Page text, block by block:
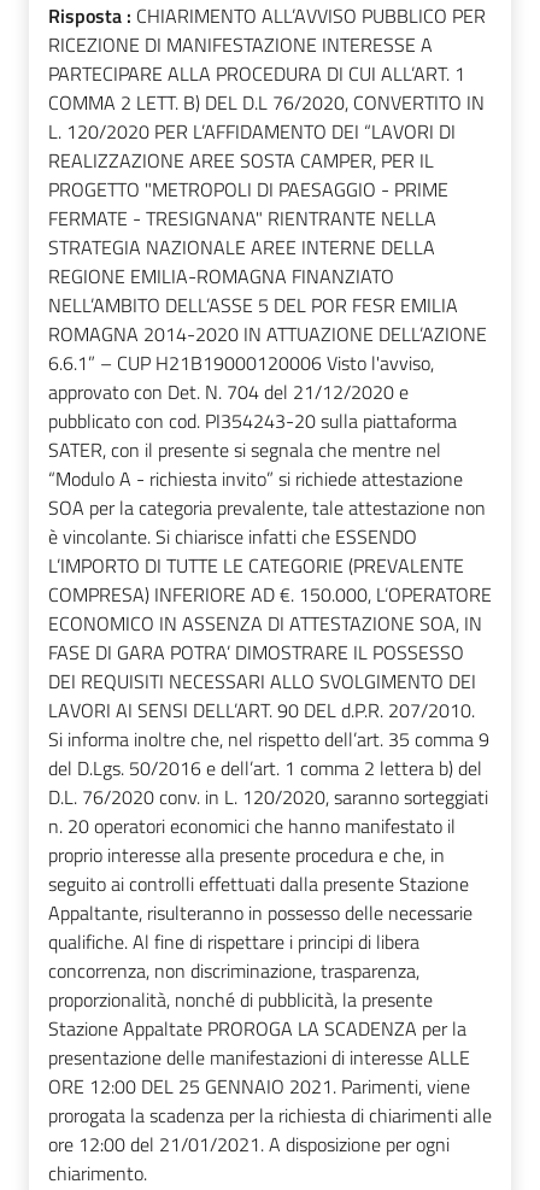
Risposta : CHIARIMENTO ALL’AVVISO PUBBLICO PER
RICEZIONE DI MANIFESTAZIONE INTERESSE A
PARTECIPARE ALLA PROCEDURA DI CUI ALL’ART. 1
COMMA 2 LETT. B) DEL D.L 76/2020, CONVERTITO IN
L. 120/2020 PER L’AFFIDAMENTO DEI “LAVORI DI
REALIZZAZIONE AREE SOSTA CAMPER, PER IL
PROGETTO "METROPOLI DI PAESAGGIO - PRIME
FERMATE - TRESIGNANA" RIENTRANTE NELLA
STRATEGIA NAZIONALE AREE INTERNE DELLA
REGIONE EMILIA-ROMAGNA FINANZIATO
NELL’AMBITO DELL’ASSE 5 DEL POR FESR EMILIA
ROMAGNA 2014-2020 IN ATTUAZIONE DELL’AZIONE
6.6.1” – CUP H21B19000120006 Visto l'avviso,
approvato con Det. N. 704 del 21/12/2020 e
pubblicato con cod. PI354243-20 sulla piattaforma
SATER, con il presente si segnala che mentre nel
“Modulo A - richiesta invito” si richiede attestazione
SOA per la categoria prevalente, tale attestazione non
è vincolante. Si chiarisce infatti che ESSENDO
L’IMPORTO DI TUTTE LE CATEGORIE (PREVALENTE
COMPRESA) INFERIORE AD €. 150.000, L’OPERATORE
ECONOMICO IN ASSENZA DI ATTESTAZIONE SOA, IN
FASE DI GARA POTRA’ DIMOSTRARE IL POSSESSO
DEI REQUISITI NECESSARI ALLO SVOLGIMENTO DEI
LAVORI AI SENSI DELL’ART. 90 DEL d.P.R. 207/2010.
Si informa inoltre che, nel rispetto dell’art. 35 comma 9
del D.Lgs. 50/2016 e dell’art. 1 comma 2 lettera b) del
D.L. 76/2020 conv. in L. 120/2020, saranno sorteggiati
n. 20 operatori economici che hanno manifestato il
proprio interesse alla presente procedura e che, in
seguito ai controlli effettuati dalla presente Stazione
Appaltante, risulteranno in possesso delle necessarie
qualifiche. Al fine di rispettare i principi di libera
concorrenza, non discriminazione, trasparenza,
proporzionalità, nonché di pubblicità, la presente
Stazione Appaltate PROROGA LA SCADENZA per la
presentazione delle manifestazioni di interesse ALLE
ORE 12:00 DEL 25 GENNAIO 2021. Parimenti, viene
prorogata la scadenza per la richiesta di chiarimenti alle
ore 12:00 del 21/01/2021. A disposizione per ogni
chiarimento.